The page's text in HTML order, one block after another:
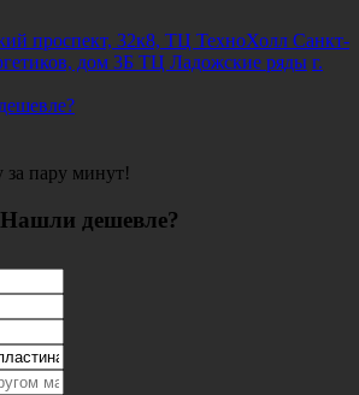
проспект, 32к8, ТЦ ТехноХолл Санкт-
дом 3Б ТЦ Ладожские ряды г.
пару минут!
Нашли дешевле?